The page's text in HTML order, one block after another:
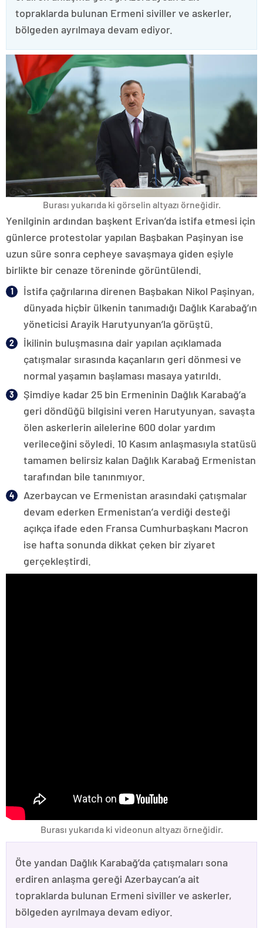
topraklarda bulunan Ermeni siviller ve askerler,
bölgeden ayrılmaya devam ediyor.
Burası yukarıda ki görselin altyazı örneğidir.
Yenilginin ardından başkent Erivan’da istifa etmesi için
günlerce protestolar yapılan Başbakan Paşinyan ise
uzun süre sonra cepheye savaşmaya giden eşiyle
birlikte bir cenaze töreninde görüntülendi.
İstifa çağrılarına direnen Başbakan Nikol Paşinyan,
dünyada hiçbir ülkenin tanımadığı Dağlık Karabağ’ın
yöneticisi Arayik Harutyunyan’la görüştü.
İkilinin buluşmasına dair yapılan açıklamada
çatışmalar sırasında kaçanların geri dönmesi ve
normal yaşamın başlaması masaya yatırıldı.
Şimdiye kadar 25 bin Ermeninin Dağlık Karabağ’a
geri döndüğü bilgisini veren Harutyunyan, savaşta
ölen askerlerin ailelerine 600 dolar yardım
verileceğini söyledi. 10 Kasım anlaşmasıyla statüsü
tamamen belirsiz kalan Dağlık Karabağ Ermenistan
tarafından bile tanınmıyor.
Azerbaycan ve Ermenistan arasındaki çatışmalar
devam ederken Ermenistan’a verdiği desteği
açıkça ifade eden Fransa Cumhurbaşkanı Macron
ise hafta sonunda dikkat çeken bir ziyaret
gerçekleştirdi.
Burası yukarıda ki videonun altyazı örneğidir.
Öte yandan Dağlık Karabağ’da çatışmaları sona
erdiren anlaşma gereği Azerbaycan’a ait
topraklarda bulunan Ermeni siviller ve askerler,
bölgeden ayrılmaya devam ediyor.